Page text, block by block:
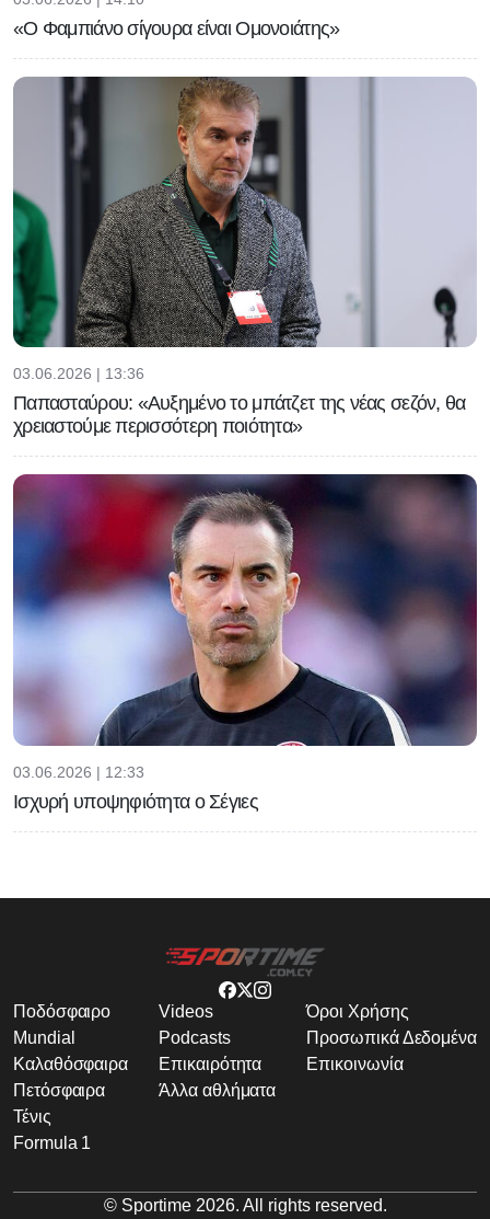
«Ο Φαμπιάνο σίγουρα είναι Ομονοιάτης»
03.06.2026 | 13:36
Παπασταύρου: «Αυξημένο το μπάτζετ της νέας σεζόν, θα
χρειαστούμε περισσότερη ποιότητα»
03.06.2026 | 12:33
Ισχυρή υποψηφιότητα ο Σέγιες
Ποδόσφαιρο
Mundial
Καλαθόσφαιρα
Πετόσφαιρα
Τένις
Formula 1
Videos
Podcasts
Επικαιρότητα
Άλλα αθλήματα
Όροι Χρήσης
Προσωπικά Δεδομένα
Επικοινωνία
© Sportime 2026. All rights reserved.